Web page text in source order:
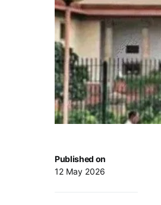
Published on
12 May 2026